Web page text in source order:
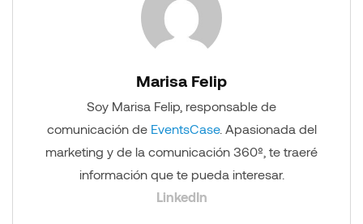
Marisa Felip
Soy Marisa Felip, responsable de
comunicación de EventsCase. Apasionada del
marketing y de la comunicación 360º, te traeré
información que te pueda interesar.
LinkedIn